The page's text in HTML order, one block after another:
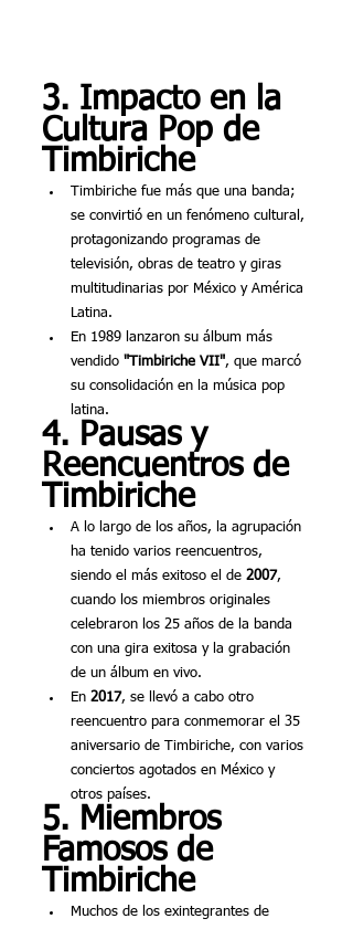
3. Impacto en la
Cultura Pop de
Timbiriche
Timbiriche fue más que una banda;
se convirtió en un fenómeno cultural,
protagonizando programas de
televisión, obras de teatro y giras
multitudinarias por México y América
Latina.
En 1989 lanzaron su álbum más
vendido "Timbiriche VII", que marcó
su consolidación en la música pop
latina.
4. Pausas y
Reencuentros de
Timbiriche
A lo largo de los años, la agrupación
ha tenido varios reencuentros,
siendo el más exitoso el de 2007,
cuando los miembros originales
celebraron los 25 años de la banda
con una gira exitosa y la grabación
de un álbum en vivo.
En 2017, se llevó a cabo otro
reencuentro para conmemorar el 35
aniversario de Timbiriche, con varios
conciertos agotados en México y
otros países.
5. Miembros
Famosos de
Timbiriche
Muchos de los exintegrantes de